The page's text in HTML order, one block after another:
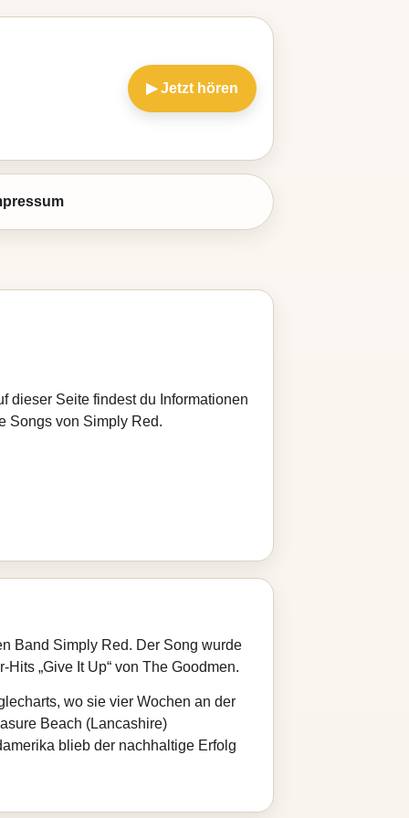
▶ Jetzt hören
dieser Seite findest du Informationen
Songs von Simply Red.
Band Simply Red. Der Song wurde
„Give It Up“ von The Goodmen.
wo sie vier Wochen an der
Beach (Lancashire)
blieb der nachhaltige Erfolg